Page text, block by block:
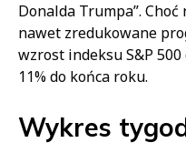
Donalda Trumpa”.
nawet zredukowane
wzrost indeksu S&P
11% do końca roku.
Wykres